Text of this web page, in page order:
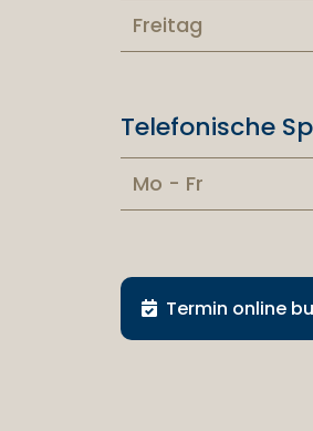
Freitag
Telefonische
Mo - Fr
Termin online